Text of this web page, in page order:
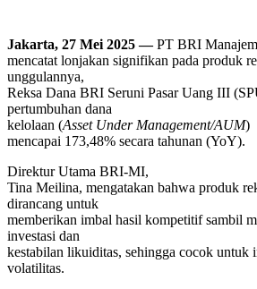
Jakarta, 27 Mei 2025 —PT BRI
mencatat lonjakan signifikan pada produk
unggulannya,
Reksa Dana BRI Seruni Pasar Uang III
pertumbuhan dana
kelolaan (Asset Under Management/AUM)
mencapai 173,48% secara tahunan (YoY).
Direktur Utama BRI-MI,
Tina Meilina, mengatakan bahwa produk
dirancang untuk
memberikan imbal hasil kompetitif sambil
investasi dan
kestabilan likuiditas, sehingga cocok untuk
volatilitas.